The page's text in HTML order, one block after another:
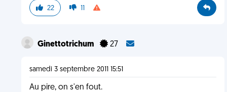
22 11
Ginettotrichum 27
samedi 3 septembre 2011 15:51
Au pire, on s'en fout.